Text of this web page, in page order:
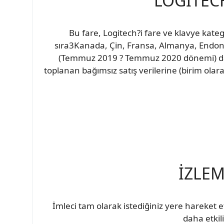
Bu fare, Logitech?i fare ve klavye
sıra3Kanada, Çin, Fransa, Almanya,
(Temmuz 2019 ? Temmuz 2020
toplanan bağımsız satış verilerine (birim
İmleci tam olarak istediğiniz yere hareket
daha